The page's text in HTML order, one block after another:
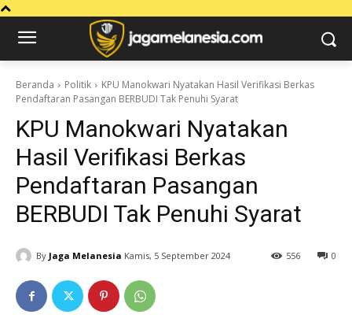
Beranda Politik
KPU Manokwari Nyatakan Hasil Verifikasi Berkas
Pendaftaran Pasangan BERBUDI Tak Penuhi Syarat
KPU Manokwari Nyatakan
Hasil Verifikasi Berkas
Pendaftaran Pasangan
BERBUDI Tak Penuhi Syarat
By Jaga Melanesia Kamis, 5 September 2024 0
556